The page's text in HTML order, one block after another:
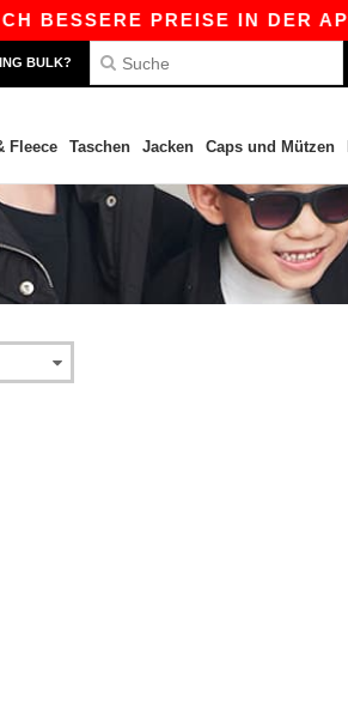
BESSERE PREISE IN DER APP!
BULK?
Fleece Taschen Jacken Caps und Mützen